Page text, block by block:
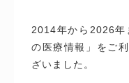
2014年から2026年
の医療情報」をご
ざいました。